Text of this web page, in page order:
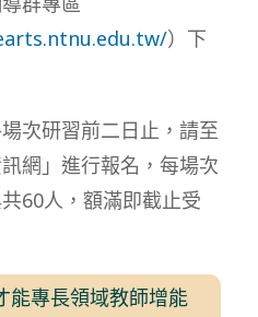
）下
次研習前二日止，請至
網」進行報名，每場次
60人，額滿即截止受
能專長領域教師增能